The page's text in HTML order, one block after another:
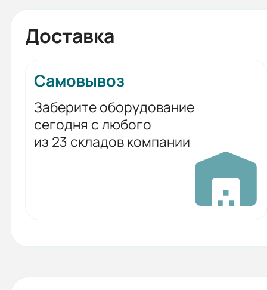
Доставка
Самовывоз
Заберите оборудование
сегодня с любого
из 23 складов компании